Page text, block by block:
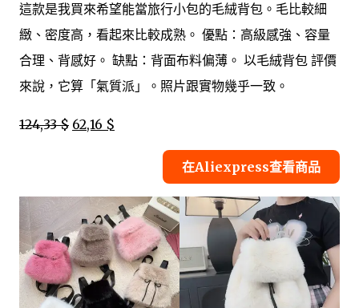
這款是我買來希望能當旅行小包的毛絨背包。毛比較細
緻、密度高，看起來比較成熟。 優點：高級感強、容量
合理、背感好。 缺點：背面布料偏薄。 以毛絨背包 評價
來說，它算「氣質派」。照片跟實物幾乎一致。
124,33 $ 62,16 $
在Aliexpress查看商品